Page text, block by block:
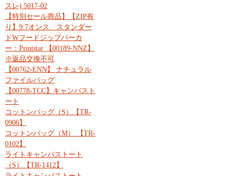
スレ) 5017-02
【特別セール商品】【ZIP有
り】9.7オンス スタンダー
ドWフードジップパーカ
ー：Printstar 【00189-NNZ】
※返品交換不可
【00762-ENN】 ナチュラル
ファイルバッグ
【00778-TCC】キャンバスト
ート
コットンバッグ（S）【TR-
0906】
コットンバッグ（M） 【TR-
0102】
ライトキャンバストート
（S）【TR-1412】